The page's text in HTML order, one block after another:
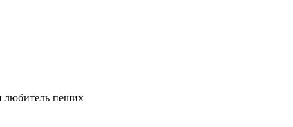
любитель пеших